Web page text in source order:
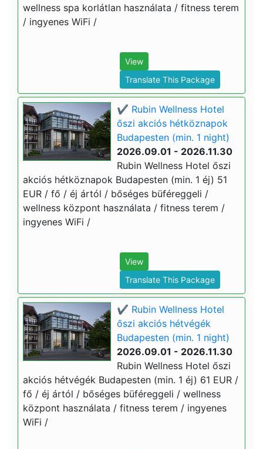
wellness spa korlátlan használata / fitness terem
/ ingyenes WiFi /
View
Translate This Package
✔️ Rubin Wellness Hotel
őszi akciós hétköznapok
Budapesten (min. 1 night)
2026.09.01 - 2026.11.30
Rubin Wellness Hotel őszi
akciós hétköznapok Budapesten (min. 1 éj) 51
EUR / fő / éj ártól / bőséges büféreggeli /
wellness központ használata / fitness terem /
ingyenes WiFi /
View
Translate This Package
✔️ Rubin Wellness Hotel
őszi akciós hétvégék
Budapesten (min. 1 night)
2026.09.01 - 2026.11.30
Rubin Wellness Hotel őszi
akciós hétvégék Budapesten (min. 1 éj) 61 EUR /
fő / éj ártól / bőséges büféreggeli / wellness
központ használata / fitness terem / ingyenes
WiFi /